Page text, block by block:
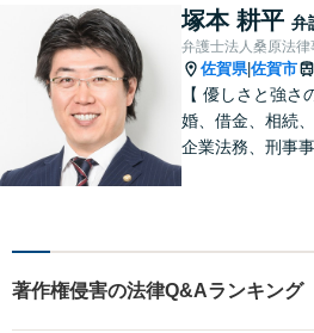
なリーガルサービ
たします。
塚本 耕平 弁
弁護士法人桑原法
佐賀県|佐賀市
【 優しさと強さ
婚、借金、相続、
企業法務、刑事事
なリーガルサー
たします。
著作権侵害の法律Q&Aランキング